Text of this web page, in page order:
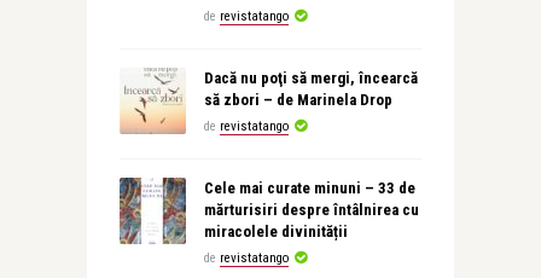
de revistatango
Dacă nu poţi să mergi, încearcă
să zbori – de Marinela Drop
de revistatango
Cele mai curate minuni – 33 de
mărturisiri despre întâlnirea cu
miracolele divinității
de revistatango